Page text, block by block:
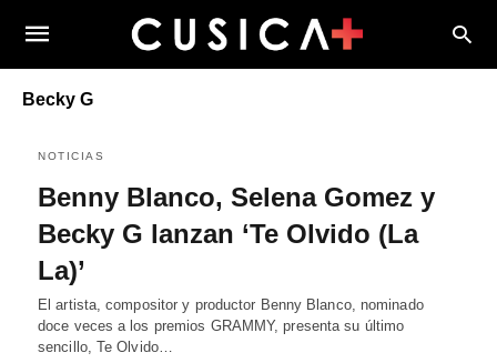
Becky G
NOTICIAS
Benny Blanco, Selena Gomez y
Becky G lanzan ‘Te Olvido (La
La)’
El artista, compositor y productor Benny Blanco, nominado
doce veces a los premios GRAMMY, presenta su último
sencillo, Te Olvido…